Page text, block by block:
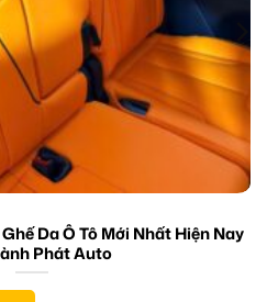
Da Ô Tô Mới Nhất Hiện Nay
Phát Auto